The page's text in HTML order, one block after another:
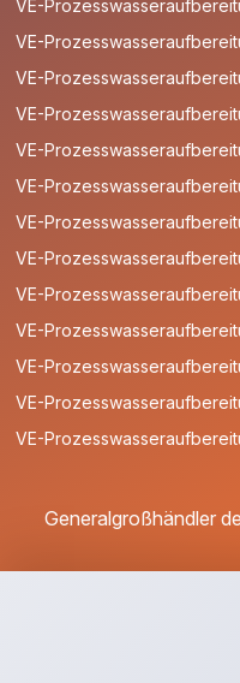
VE-
VE-
VE-
VE-
VE-
VE-
VE-
VE-
VE-
VE-
VE-
VE-
VE-
Generalgroßhändler